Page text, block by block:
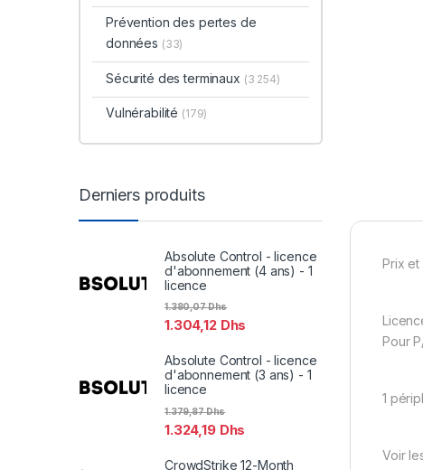
Prix et
Pour
1
Voir
Prévention des pertes de
données (33)
Sécurité des terminaux (3 254)
Vulnérabilité (179)
Derniers produits
Absolute Control - licence
d'abonnement (4 ans) - 1
licence
1.304,12 Dhs
1.380,07Dhs
Absolute Control - licence
d'abonnement (3 ans) - 1
licence
1.324,19 Dhs
1.379,87Dhs
CrowdStrike 12-Month